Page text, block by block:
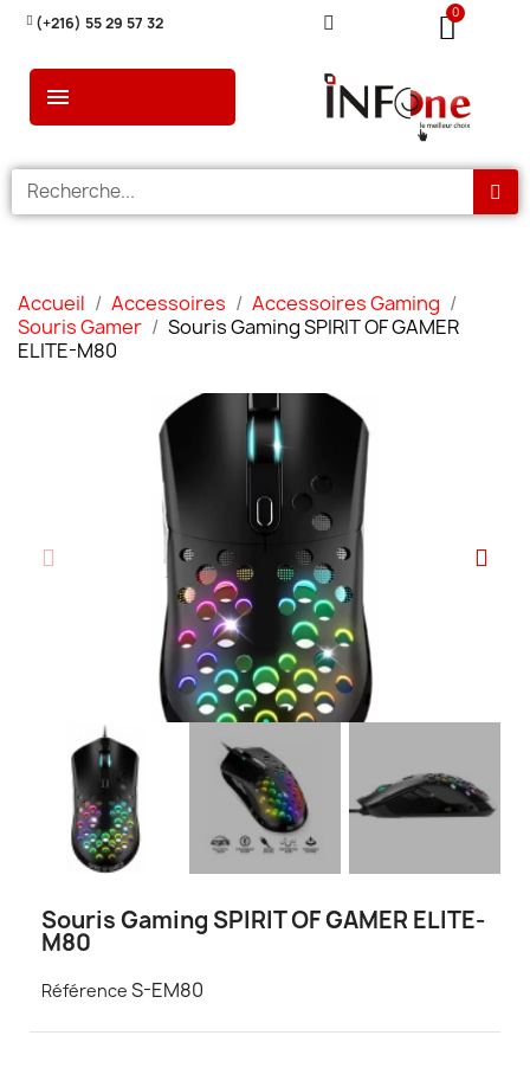
(+216) 55 29 57 32
Accueil Accessoires
Accessoires Gaming
Souris Gamer
Souris Gaming SPIRIT OF GAMER
ELITE-M80
Souris Gaming SPIRIT OF GAMER ELITE-
M80
Référence S-EM80